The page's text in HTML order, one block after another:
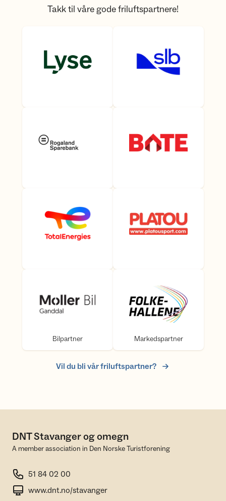
Takk til våre gode friluftspartnere!
Bilpartner Markedspartner
Vil du bli vår friluftspartner?
DNT Stavanger og omegn
A member association in Den Norske Turistforening
51 84 02 00
www.dnt.no/stavanger